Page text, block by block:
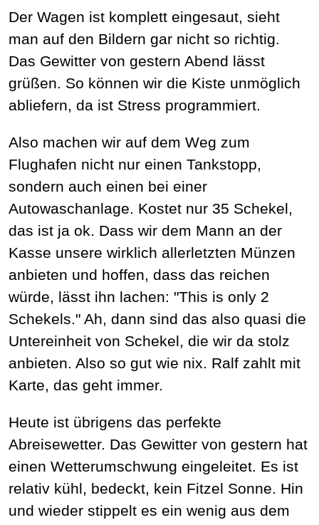
Der Wagen ist komplett eingesaut, sieht
man auf den Bildern gar nicht so richtig.
Das Gewitter von gestern Abend lässt
grüßen. So können wir die Kiste unmöglich
abliefern, da ist Stress programmiert.
Also machen wir auf dem Weg zum
Flughafen nicht nur einen Tankstopp,
sondern auch einen bei einer
Autowaschanlage. Kostet nur 35 Schekel,
das ist ja ok. Dass wir dem Mann an der
Kasse unsere wirklich allerletzten Münzen
anbieten und hoffen, dass das reichen
würde, lässt ihn lachen: "This is only 2
Schekels." Ah, dann sind das also quasi die
Untereinheit von Schekel, die wir da stolz
anbieten. Also so gut wie nix. Ralf zahlt mit
Karte, das geht immer.
Heute ist übrigens das perfekte
Abreisewetter. Das Gewitter von gestern hat
einen Wetterumschwung eingeleitet. Es ist
relativ kühl, bedeckt, kein Fitzel Sonne. Hin
und wieder stippelt es ein wenig aus dem